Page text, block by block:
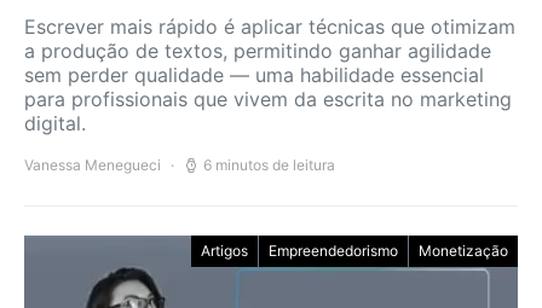
Escrever mais rápido é aplicar técnicas que otimizam
a produção de textos, permitindo ganhar agilidade
sem perder qualidade — uma habilidade essencial
para profissionais que vivem da escrita no marketing
digital.
Vanessa Menegueci 6 minutos de leitura
Artigos Empreendedorismo Monetização